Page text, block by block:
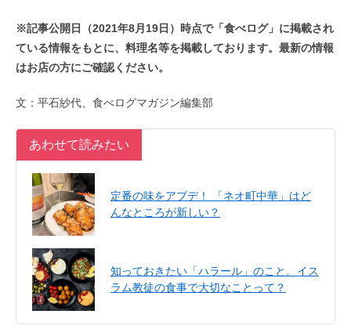
※記事公開日（2021年8月19日）時点で「食べログ」に掲載され
ている情報をもとに、料理名等を掲載しております。最新の情報
はお店の方にご確認ください。
文：平石紗代、食べログマガジン編集部
あわせて読みたい
定番の味をアプデ！ 「ネオ町中華」はど
んなところが新しい？
知っておきたい「ハラール」のこと。イス
ラム教徒の食事で大切なことって？